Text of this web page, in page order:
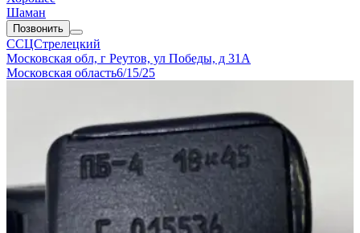
Шаман
Позвонить
ССЦСтрелецкий
Московская обл, г Реутов, ул Победы, д 31А
Московская область6/15/25